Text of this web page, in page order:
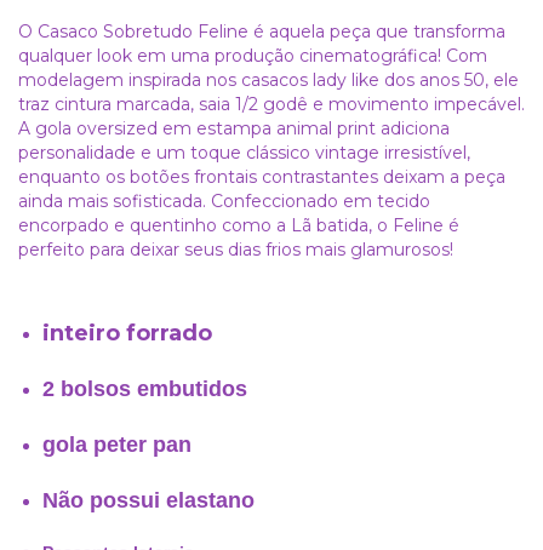
O Casaco Sobretudo Feline é aquela peça que transforma
qualquer look em uma produção cinematográfica! Com
modelagem inspirada nos casacos lady like dos anos 50, ele
traz cintura marcada, saia 1/2 godê e movimento impecável.
A gola oversized em estampa animal print adiciona
personalidade e um toque clássico vintage irresistível,
enquanto os botões frontais contrastantes deixam a peça
ainda mais sofisticada. Confeccionado em tecido
encorpado e quentinho como a Lã batida, o Feline é
perfeito para deixar seus dias frios mais glamurosos!
inteiro forrado
2 bolsos embutidos
gola peter pan
Não possui elastano